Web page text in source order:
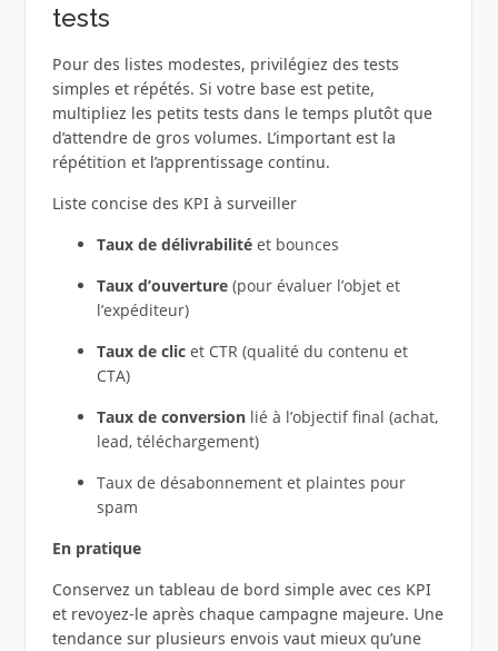
tests
Pour des listes modestes, privilégiez des tests
simples et répétés. Si votre base est petite,
multipliez les petits tests dans le temps plutôt que
d’attendre de gros volumes. L’important est la
répétition et l’apprentissage continu.
Liste concise des KPI à surveiller
Taux de délivrabilitéet bounces
Taux d’ouverture(pour évaluer l’objet et
l’expéditeur)
Taux de clicet CTR (qualité du contenu et
CTA)
Taux de conversionlié à l’objectif final (achat,
lead, téléchargement)
Taux de désabonnement et plaintes pour
spam
En pratique
Conservez un tableau de bord simple avec ces KPI
et revoyez-le après chaque campagne majeure. Une
tendance sur plusieurs envois vaut mieux qu’une